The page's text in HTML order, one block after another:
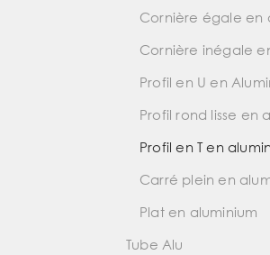
Cornière égale en
Cornière inégale
Profil en U en
Profil rond lisse en
Profil en T en
Carré plein en
Plat en aluminium
Tube Alu